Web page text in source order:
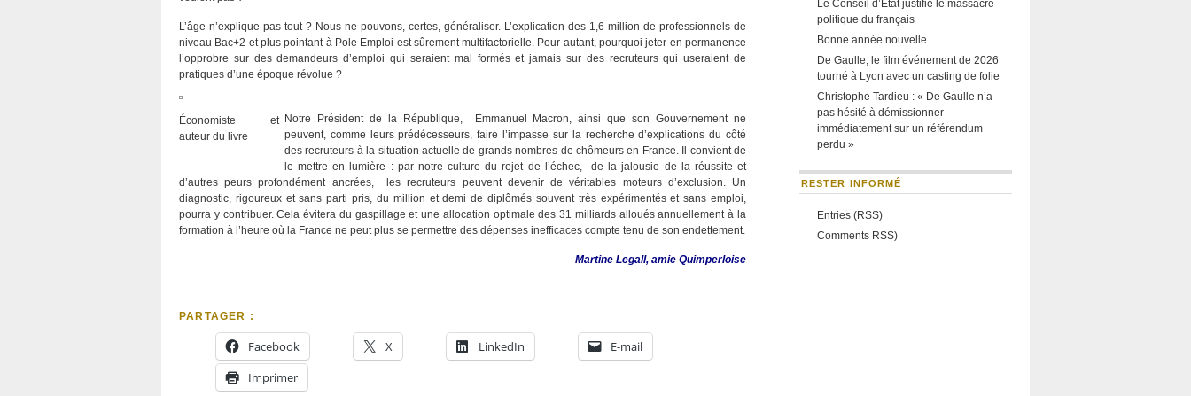
L’âge n’explique pas tout ? Nous ne pouvons, certes, généraliser. L’explication des 1,6 million de professionnels de
niveau Bac+2 et plus pointant à Pole Emploi est sûrement multifactorielle. Pour autant, pourquoi jeter en permanence
l’opprobre sur des demandeurs d’emploi qui seraient mal formés et jamais sur des recruteurs qui useraient de
pratiques d’une époque révolue ?
Économiste et
auteur du livre
Notre Président de la République, Emmanuel Macron, ainsi que son Gouvernement ne
peuvent, comme leurs prédécesseurs, faire l’impasse sur la recherche d’explications du côté
des recruteurs à la situation actuelle de grands nombres de chômeurs en France. Il convient de
le mettre en lumière : par notre culture du rejet de l’échec, de la jalousie de la réussite et
d’autres peurs profondément ancrées, les recruteurs peuvent devenir de véritables moteurs d’exclusion. Un
diagnostic, rigoureux et sans parti pris, du million et demi de diplômés souvent très expérimentés et sans emploi,
pourra y contribuer. Cela évitera du gaspillage et une allocation optimale des 31 milliards alloués annuellement à la
formation à l’heure où la France ne peut plus se permettre des dépenses inefficaces compte tenu de son endettement.
Martine Legall, amie Quimperloise
PARTAGER :
Facebook X LinkedIn
E-mail
Imprimer
Le Conseil d’Etat justifie le massacre
politique du français
Bonne année nouvelle
De Gaulle, le film événement de 2026
tourné à Lyon avec un casting de folie
Christophe Tardieu : « De Gaulle n’a
pas hésité à démissionner
immédiatement sur un référendum
perdu »
RESTER INFORMÉ
Entries (RSS)
Comments RSS)